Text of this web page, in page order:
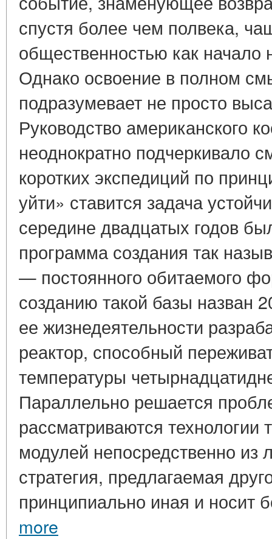
спустя более чем полвека,
общественностью как начало
Однако освоение в полном
подразумевает не просто
Руководство американского
неоднократно подчеркивало
коротких экспедиций по
уйти» ставится задача
середине двадцатых годов
программа создания так
— постоянного обитаемого
созданию такой базы назван
ее жизнедеятельности
реактор, способный
температуры
Параллельно решается
рассматриваются
модулей непосредственно из
стратегия, предлагаемая
принципиально иная и носит
more